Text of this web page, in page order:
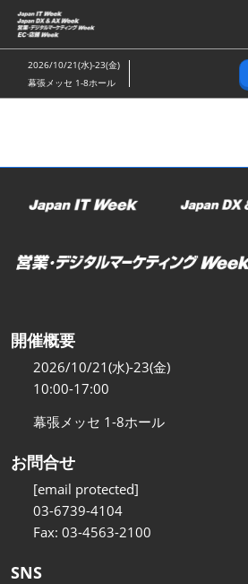
ス
キ
ッ
し
む
2026/10/21(水)-23(金)
幕張メッセ 1-8ホール
開催概要
2026/10/21(水)-23(金)
10:00-17:00
幕張メッセ 1-8ホール
お問合せ
[email protected]
03-6739-4104
Fax: 03-4563-2100
SNS